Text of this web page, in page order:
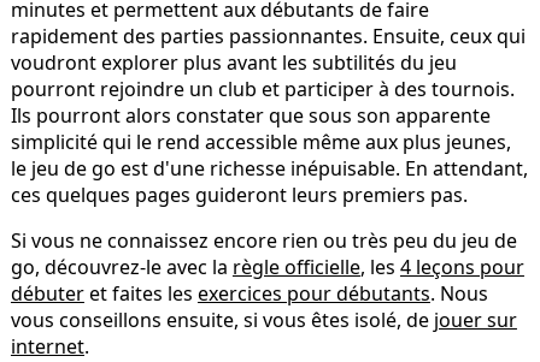
minutes et permettent aux débutants de faire
rapidement des parties passionnantes. Ensuite, ceux qui
voudront explorer plus avant les subtilités du jeu
pourront rejoindre un club et participer à des tournois.
Ils pourront alors constater que sous son apparente
simplicité qui le rend accessible même aux plus jeunes,
le jeu de go est d'une richesse inépuisable. En attendant,
ces quelques pages guideront leurs premiers pas.
Si vous ne connaissez encore rien ou très peu du jeu de
go, découvrez-le avec la règle officielle, les 4 leçons pour
débuteret faites les exercices pour débutants. Nous
vous conseillons ensuite, si vous êtes isolé, de jouer sur
internet.